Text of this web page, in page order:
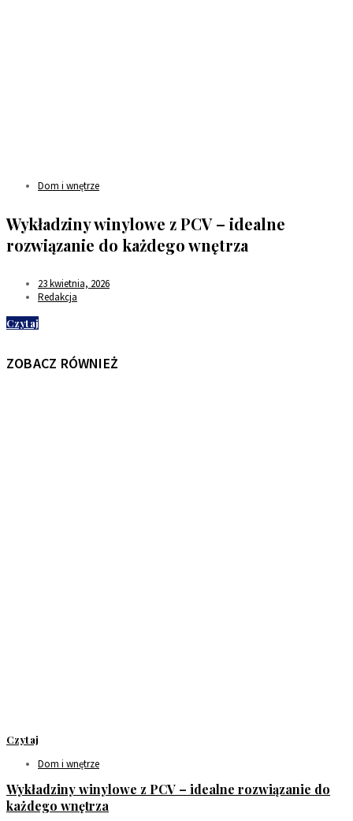
Dom i wnętrze
Wykładziny winylowe z PCV – idealne
rozwiązanie do każdego wnętrza
23 kwietnia, 2026
Redakcja
Czytaj
ZOBACZ RÓWNIEŻ
Czytaj
Dom i wnętrze
Wykładziny winylowe z PCV – idealne rozwiązanie do
każdego wnętrza